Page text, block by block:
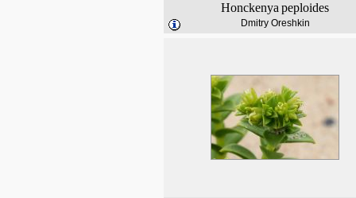
Honckenya peploides
Dmitry Oreshkin